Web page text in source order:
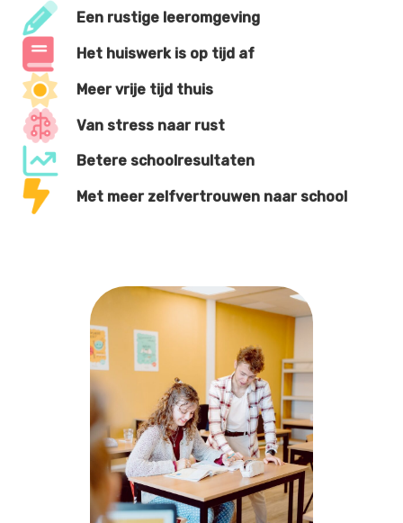
Een rustige leeromgeving
Het huiswerk is op tijd af
Meer vrije tijd thuis
Van stress naar rust
Betere schoolresultaten
Met meer zelfvertrouwen naar school